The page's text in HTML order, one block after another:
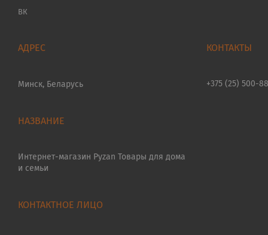
ВК
Минск, Беларусь
Интернет-магазин Pyzan Товары для дома
и семьи
+375 (25) 500-